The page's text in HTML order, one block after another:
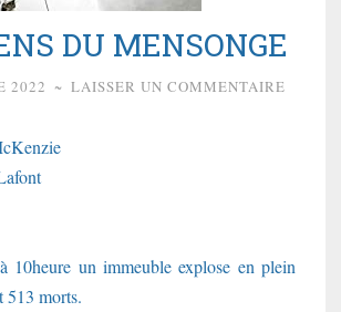
DU MENSONGE
2022 ~ LAISSER UN COMMENTAIRE
10heure un immeuble explose en plein
513 morts.